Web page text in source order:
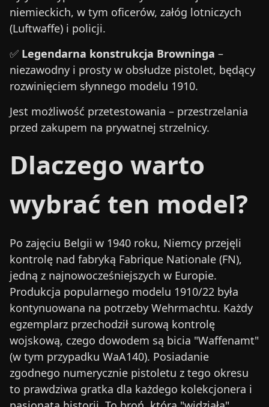
niemieckich, w tym oficerów, załóg lotniczych
(Luftwaffe) i policji.
✅ Legendarna konstrukcja Browninga –
niezawodny i prosty w obsłudze pistolet, będący
rozwinięciem słynnego modelu 1910.
Jest możliwość przetestowania – przestrzelania
przed zakupem na prywatnej strzelnicy.
Dlaczego warto
wybrać ten model?
Po zajęciu Belgii w 1940 roku, Niemcy przejęli
kontrolę nad fabryką Fabrique Nationale (FN),
jedną z najnowocześniejszych w Europie.
Produkcja popularnego modelu 1910/22 była
kontynuowana na potrzeby Wehrmachtu. Każdy
egzemplarz przechodził surową kontrolę
wojskową, czego dowodem są bicia "Waffenamt"
(w tym przypadku WaA140). Posiadanie
zgodnego numerycznie pistoletu z tego okresu
to prawdziwa gratka dla każdego kolekcjonera i